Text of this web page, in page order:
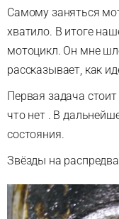
Самому заняться
хватило. В итоге
мотоцикл. Он мне
рассказывает, как
Первая задача
что нет . В
состояния.
Звёзды на